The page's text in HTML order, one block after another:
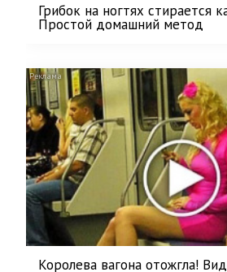
Грибок на ногтях стирается
Простой домашний метод
Королева вагона отожгла!